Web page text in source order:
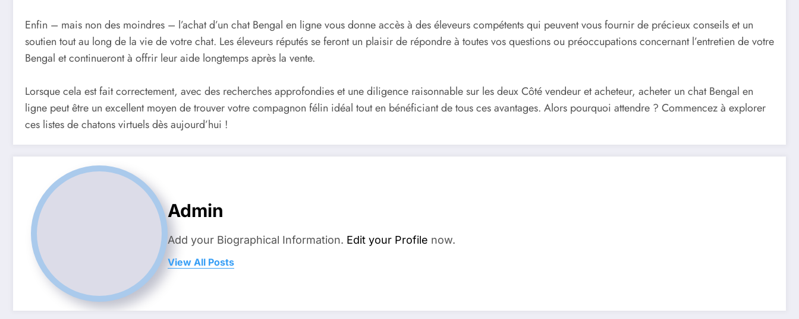
Enfin – mais non des moindres – l’achat d’un chat Bengal en ligne vous donne accès à des éleveurs compétents qui peuvent vous fournir de précieux conseils et un
soutien tout au long de la vie de votre chat. Les éleveurs réputés se feront un plaisir de répondre à toutes vos questions ou préoccupations concernant l’entretien de votre
Bengal et continueront à offrir leur aide longtemps après la vente.
Lorsque cela est fait correctement, avec des recherches approfondies et une diligence raisonnable sur les deux Côté vendeur et acheteur, acheter un chat Bengal en
ligne peut être un excellent moyen de trouver votre compagnon félin idéal tout en bénéficiant de tous ces avantages. Alors pourquoi attendre ? Commencez à explorer
ces listes de chatons virtuels dès aujourd’hui !
Admin
Add your Biographical Information. Edit your Profile now.
View All Posts